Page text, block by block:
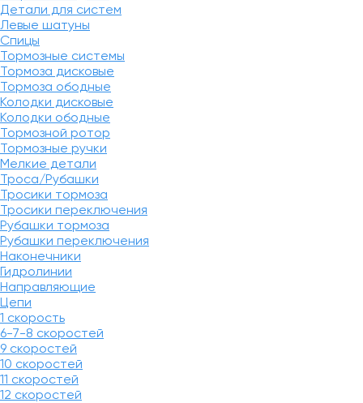
Детали для систем
Левые шатуны
Спицы
Тормозные системы
Тормоза дисковые
Тормоза ободные
Колодки дисковые
Колодки ободные
Тормозной ротор
Тормозные ручки
Мелкие детали
Троса/Рубашки
Тросики тормоза
Тросики переключения
Рубашки тормоза
Рубашки переключения
Наконечники
Гидролинии
Направляющие
Цепи
1 скорость
6-7-8 скоростей
9 скоростей
10 скоростей
11 скоростей
12 скоростей